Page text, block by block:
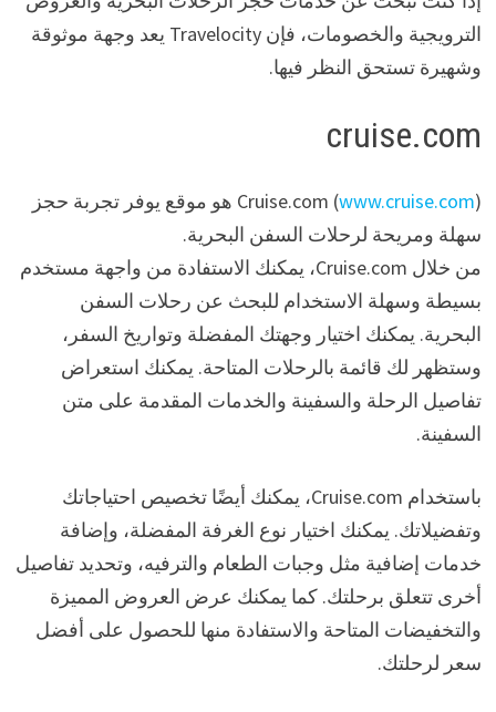
الترويجية والخصومات، فإن Travelocity يعد وجهة موثوقة
وشهيرة تستحق النظر فيها.
cruise.com
Cruise.com (www.cruise.com
) هو موقع يوفر تجربة حجز
سهلة ومريحة لرحلات السفن البحرية.
من خلال Cruise.com، يمكنك الاستفادة من واجهة مستخدم
بسيطة وسهلة الاستخدام للبحث عن رحلات السفن
البحرية. يمكنك اختيار وجهتك المفضلة وتواريخ السفر،
وستظهر لك قائمة بالرحلات المتاحة. يمكنك استعراض
تفاصيل الرحلة والسفينة والخدمات المقدمة على متن
السفينة.
باستخدام Cruise.com، يمكنك أيضًا تخصيص احتياجاتك
وتفضيلاتك. يمكنك اختيار نوع الغرفة المفضلة، وإضافة
خدمات إضافية مثل وجبات الطعام والترفيه، وتحديد تفاصيل
أخرى تتعلق برحلتك. كما يمكنك عرض العروض المميزة
والتخفيضات المتاحة والاستفادة منها للحصول على أفضل
سعر لرحلتك.